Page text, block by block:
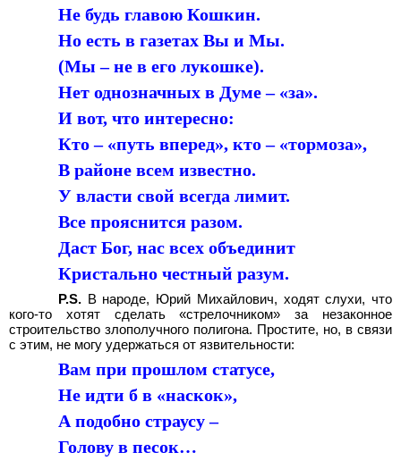
Не будь главою Кошкин.
Но есть в газетах Вы и Мы.
(Мы – не в его лукошке).
Нет однозначных в Думе – «за».
И вот, что интересно:
Кто – «путь вперед», кто – «тормоза»,
В районе всем известно.
У власти свой всегда лимит.
Все прояснится разом.
Даст Бог, нас всех объединит
Кристально честный разум.
Р.S. В народе, Юрий Михайлович, ходят слухи, что
кого-то хотят сделать «стрелочником» за незаконное
строительство злополучного полигона. Простите, но, в связи
с этим, не могу удержаться от язвительности:
Вам при прошлом статусе,
Не идти б в «наскок»,
А подобно страусу –
Голову в песок…